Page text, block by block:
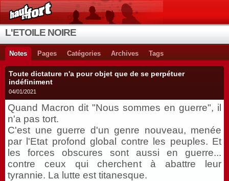
L'ETOILE NOIRE
Notes Pages Catégories Archives Tags
Toute dictature n'a pour objet que de se perpétuer
indéfiniment
04/01/2021
Quand Macron dit "Nous sommes en guerre", il
n'a pas tort.
C'est une guerre d'un genre nouveau, menée
par l'Etat profond global contre les peuples. Et
les forces obscures sont aussi en guerre...
contre ceux qui cherchent à abattre leur
tyrannie. La lutte est titanesque.